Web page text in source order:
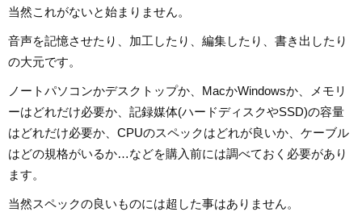
当然これがないと始まりません。
音声を記憶させたり、加工したり、編集したり、書き出したり
の大元です。
ノートパソコンかデスクトップか、MacかWindowsか、メモリ
ーはどれだけ必要か、記録媒体(ハードディスクやSSD)の容量
はどれだけ必要か、CPUのスペックはどれが良いか、ケーブル
はどの規格がいるか…などを購入前には調べておく必要があり
ます。
当然スペックの良いものには超した事はありません。